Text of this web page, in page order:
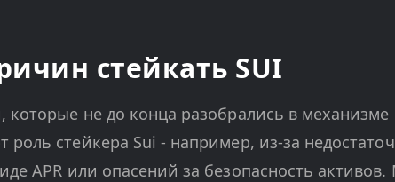
стейкать SUI
которые не до конца разобрались в
стейкера Sui - например, из-за
APR или опасений за безопасность